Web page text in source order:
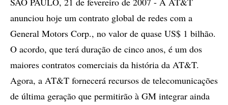
compartilhamento
anunciou hoje um contrato global de redes com a
General Motors Corp., no valor de quase US$ 1 bilhão.
O acordo, que terá duração de cinco anos, é um dos
maiores contratos comerciais da história da AT&T.
Agora, a AT&T fornecerá recursos de telecomunicações
de última geração que permitirão à GM integrar ainda